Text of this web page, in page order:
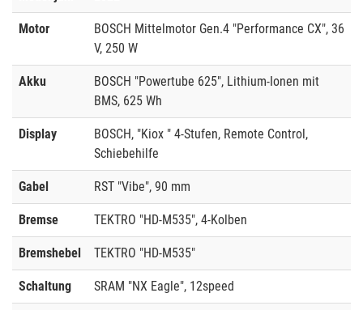
Motor
BOSCH Mittelmotor Gen.4 "Performance CX", 36
V, 250 W
Akku
BOSCH "Powertube 625", Lithium-Ionen mit
BMS, 625 Wh
Display
BOSCH, "Kiox " 4-Stufen, Remote Control,
Schiebehilfe
Gabel RST "Vibe", 90 mm
Bremse TEKTRO "HD-M535", 4-Kolben
Bremshebel TEKTRO "HD-M535"
Schaltung SRAM "NX Eagle", 12speed